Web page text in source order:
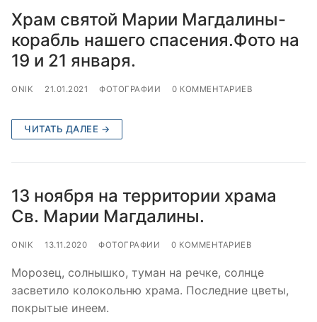
Храм святой Марии Магдалины-
корабль нашего спасения.Фото на
19 и 21 января.
ONIK 21.01.2021 ФОТОГРАФИИ 0 КОММЕНТАРИЕВ
ЧИТАТЬ ДАЛЕЕ →
13 ноября на территории храма
Св. Марии Магдалины.
ONIK 13.11.2020 ФОТОГРАФИИ 0 КОММЕНТАРИЕВ
Морозец, солнышко, туман на речке, солнце
засветило колокольню храма. Последние цветы,
покрытые инеем.